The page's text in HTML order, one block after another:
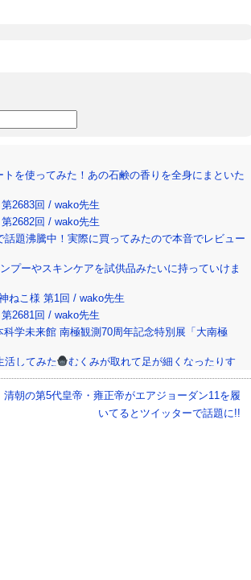
を使ってみた！あの石鹸の香りを全身にまといた
2683回 / wako先生
2682回 / wako先生
題沸騰中！実際に買ってみたので本音でレビュー
プーやスキンケアを試供品みたいに持っていけま
ねこ様 第1回 / wako先生
2681回 / wako先生
学未来館 南極観測70周年記念特別展「大南極
活してみた
むくみが取れて足が細くなったりす
第2657回 / wako先生
清朝の第5代皇帝・雍正帝がエアジョーダン11を履
いてるとツイッターで話題に!!